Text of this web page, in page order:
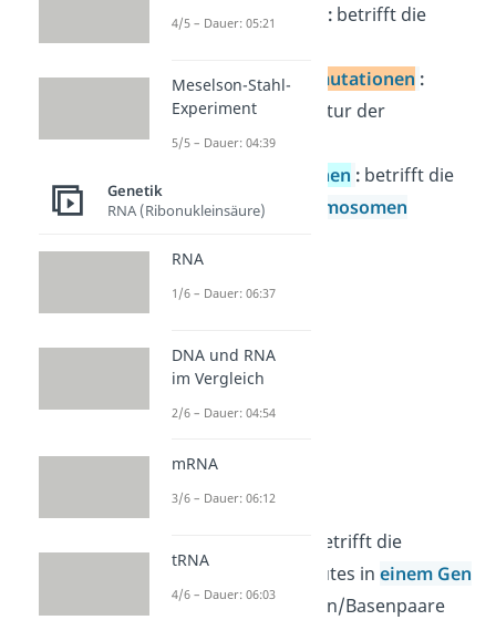
Genmutationen
: betrifft die
Chromosomenmutationen :
betrifft die Struktur der
Chromosomen
Genommutationen : betrifft die
Anzahl der
Chromosomen
Genmutation
betrifft die
Änderung des Erbgutes ineinem Gen
. Dabei können Basen/Basenpaare
4/5 – Dauer: 05:21
Meselson-Stahl-
Experiment
5/5 – Dauer: 04:39
Genetik
RNA (Ribonukleinsäure)
RNA
1/6 – Dauer: 06:37
DNA und RNA
im Vergleich
2/6 – Dauer: 04:54
mRNA
3/6 – Dauer: 06:12
tRNA
4/6 – Dauer: 06:03